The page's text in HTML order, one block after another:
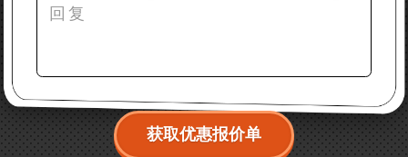
获取优惠报价单